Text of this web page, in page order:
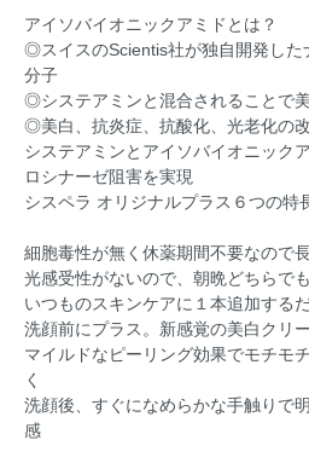
アイソバイオニックアミドとは？
◎スイスのScientis社が独自開発した
分子
◎システアミンと混合されることで
◎美白、抗炎症、抗酸化、光老化の
システアミンとアイソバイオニック
ロシナーゼ阻害を実現
シスペラ オリジナルプラス６つの特
細胞毒性が無く休薬期間不要なので
光感受性がないので、朝晩どちらで
いつものスキンケアに１本追加する
洗顔前にプラス。新感覚の美白クリ
マイルドなピーリング効果でモチモ
く
洗顔後、すぐになめらかな手触りで
感